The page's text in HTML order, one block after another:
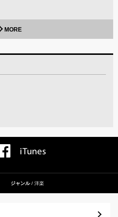
MORE
ジャンル 洋楽